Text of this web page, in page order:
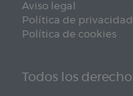
Aviso legal
Política de privacidad
Política de cookies
Todos los